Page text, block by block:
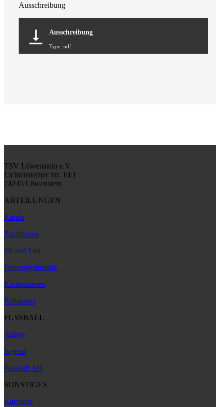
Ausschreibung
Ausschreibung
Type: pdf
TSV Löwenstein e.V.
Lichtensterner Str. 10/1
74245 Löwenstein
ABTEILUNGEN
Karate
Tischtennis
Fit und Fun
Frauengymnastik
Kinderturnen
Rehasport
FUSSBALL
Aktive
Jugend
Fussball AH
SONSTIGES
Kalender